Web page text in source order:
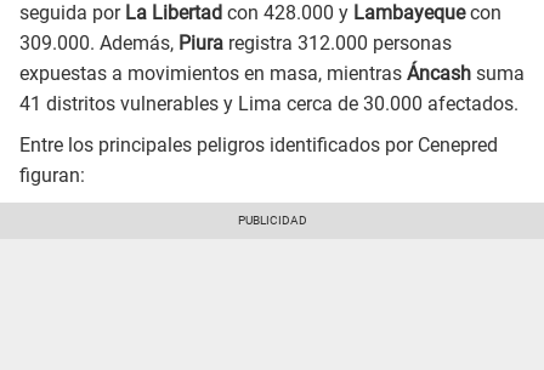
seguida por La Libertad con 428.000 y Lambayequecon
309.000. Además, Piura registra 312.000 personas
expuestas a movimientos en masa, mientras Áncash suma
41 distritos vulnerables y Lima cerca de 30.000 afectados.
Entre los principales peligros identificados por Cenepred
figuran: